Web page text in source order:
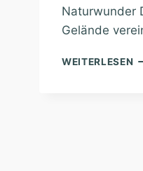
Naturwunder
Gelände
WEITERLESEN